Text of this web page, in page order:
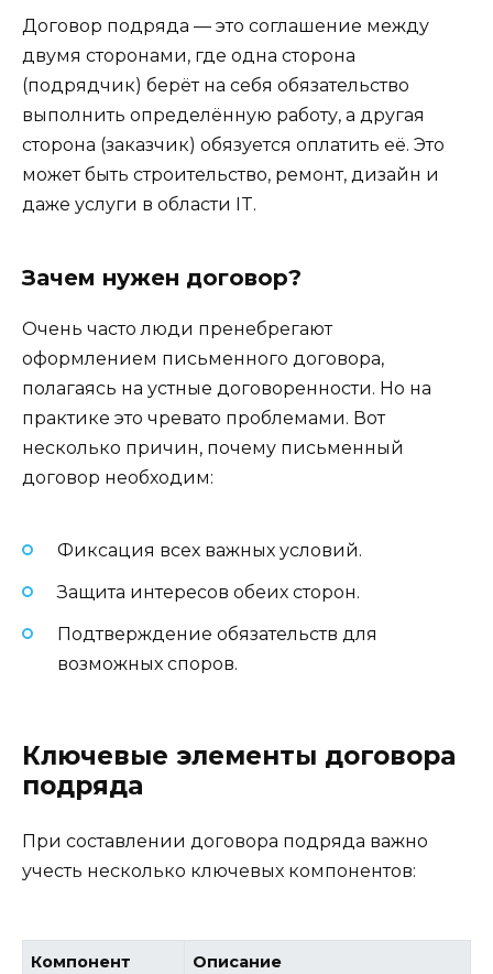
Договор подряда — это соглашение между
двумя сторонами, где одна сторона
(подрядчик) берёт на себя обязательство
выполнить определённую работу, а другая
сторона (заказчик) обязуется оплатить её. Это
может быть строительство, ремонт, дизайн и
даже услуги в области IT.
Зачем нужен договор?
Очень часто люди пренебрегают
оформлением письменного договора,
полагаясь на устные договоренности. Но на
практике это чревато проблемами. Вот
несколько причин, почему письменный
договор необходим:
Фиксация всех важных условий.
Защита интересов обеих сторон.
Подтверждение обязательств для
возможных споров.
Ключевые элементы договора
подряда
При составлении договора подряда важно
учесть несколько ключевых компонентов:
Компонент Описание